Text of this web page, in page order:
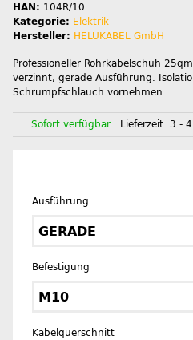
HAN: 104R/10
Kategorie: Elektrik
Hersteller: HELUKABEL GmbH
Professioneller Rohrkabelschuh
verzinnt, gerade Ausführung.
Schrumpfschlauch vornehmen.
Sofort verfügbar Lieferzeit: 3 -
Ausführung
GERADE
Befestigung
M10
Kabelquerschnitt